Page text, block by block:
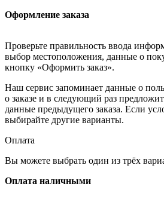
Оформление заказа
Проверьте правильность ввода
выбор местоположения, данные о
кнопку «Оформить заказ».
Наш сервис запоминает данные о
о заказе и в следующий раз
данные предыдущего заказа. Если
выбирайте другие варианты.
Оплата
Вы можете выбрать один из трёх
Оплата наличными